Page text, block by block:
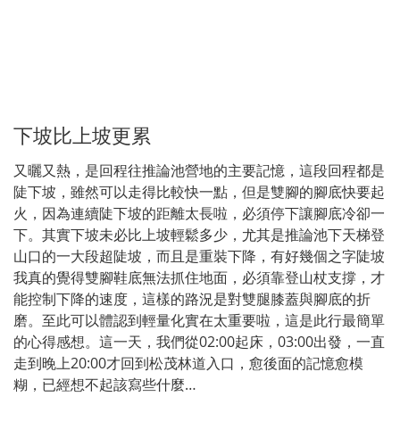
下坡比上坡更累
又曬又熱，是回程往推論池營地的主要記憶，這段回程都是
陡下坡，雖然可以走得比較快一點，但是雙腳的腳底快要起
火，因為連續陡下坡的距離太長啦，必須停下讓腳底冷卻一
下。其實下坡未必比上坡輕鬆多少，尤其是推論池下天梯登
山口的一大段超陡坡，而且是重裝下降，有好幾個之字陡坡
我真的覺得雙腳鞋底無法抓住地面，必須靠登山杖支撐，才
能控制下降的速度，這樣的路況是對雙腿膝蓋與腳底的折
磨。至此可以體認到輕量化實在太重要啦，這是此行最簡單
的心得感想。這一天，我們從02:00起床，03:00出發，一直
走到晚上20:00才回到松茂林道入口，愈後面的記憶愈模
糊，已經想不起該寫些什麼…